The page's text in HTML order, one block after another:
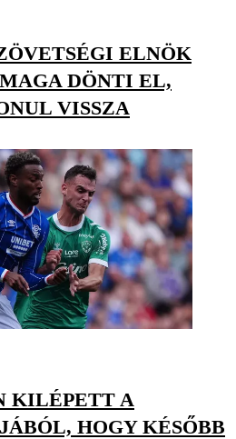
ELNÖK
DÖNTI EL,
VISSZA
KILÉPETT A
HOGY KÉSŐBB